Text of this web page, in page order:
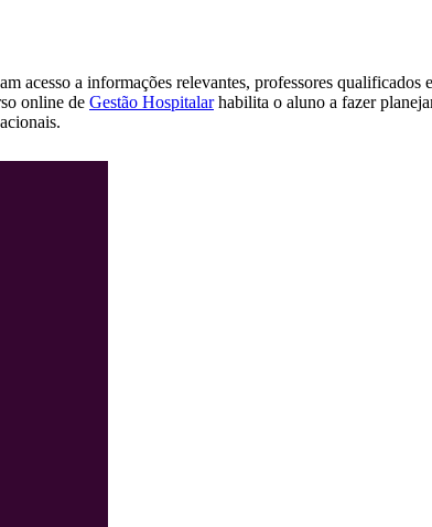
acesso a informações relevantes, professores qualificados
online de Gestão Hospitalarhabilita o aluno a fazer